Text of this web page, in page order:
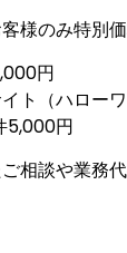
様のみ特別価
円
イト（ハロー
5,000円
相談や業務